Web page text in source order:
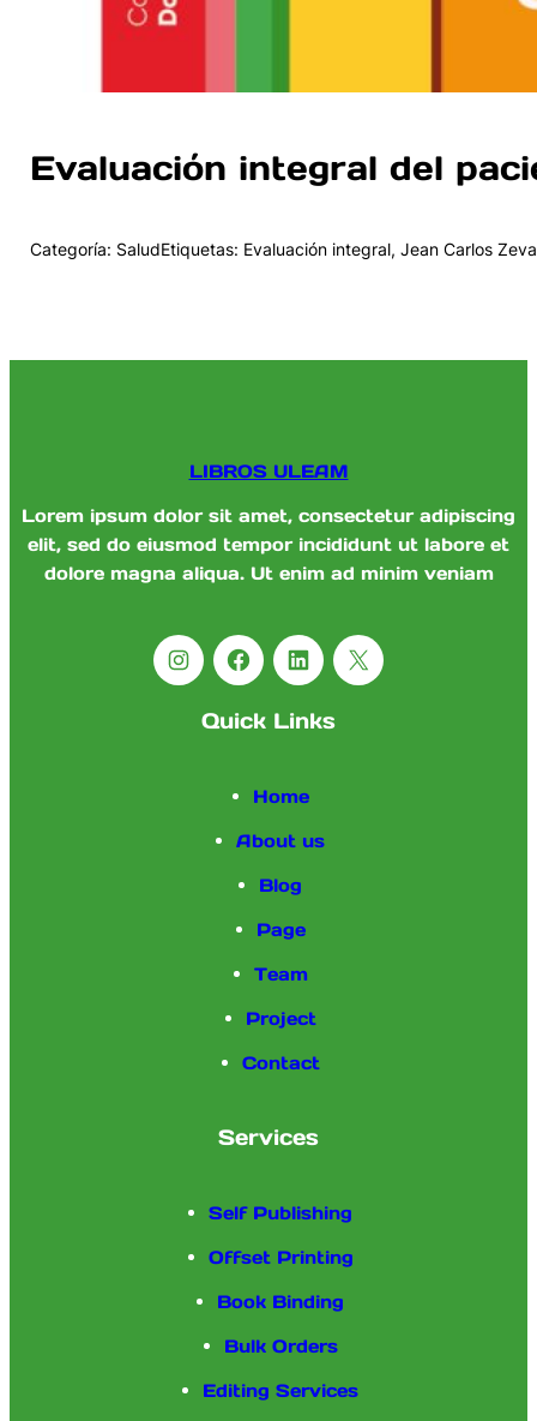
Evaluación integral del
Categoría: SaludEtiquetas: Evaluación integral, Jean Carlos
LIBROS ULEAM
Lorem ipsum dolor sit amet, consectetur adipiscing
elit, sed do eiusmod tempor incididunt ut labore et
dolore magna aliqua. Ut enim ad minim veniam
Instagram Facebook LinkedIn X
Quick Links
Home
About us
Blog
Page
Team
Project
Contact
Services
Self Publishing
Offset Printing
Book Binding
Bulk Orders
Editing Services